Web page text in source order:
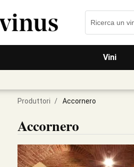
Vini
Produttori / Accornero
Accornero